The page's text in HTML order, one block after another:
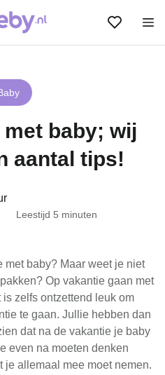
baby; wij
aantal tips!
Leestijd 5 minuten
baby? Maar weet je niet
Op vakantie gaan met
zelfs ontzettend leuk om
te gaan. Jullie hebben dan
dat na de vakantie je baby
even na moeten denken
je allemaal mee moet nemen.